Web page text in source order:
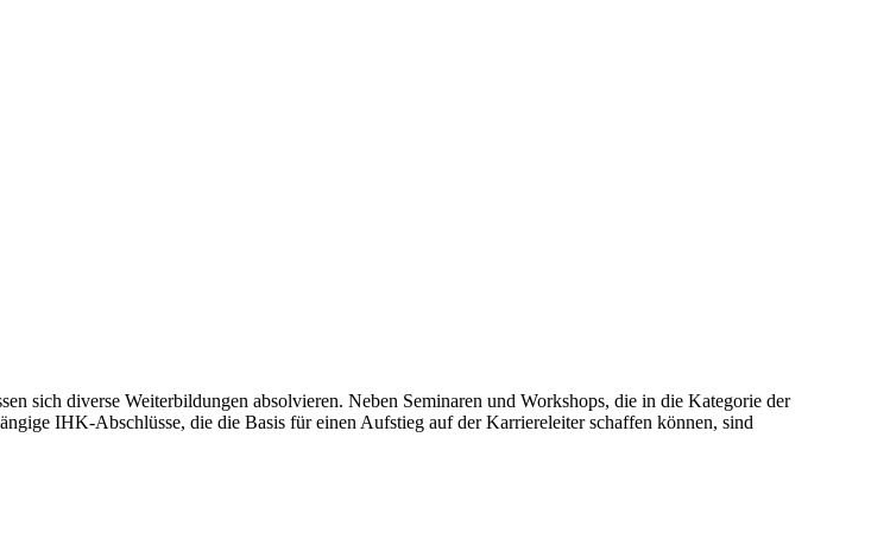
sich diverse Weiterbildungen absolvieren. Neben Seminaren und Workshops, die in die Kategorie der
IHK-Abschlüsse, die die Basis für einen Aufstieg auf der Karriereleiter schaffen können, sind